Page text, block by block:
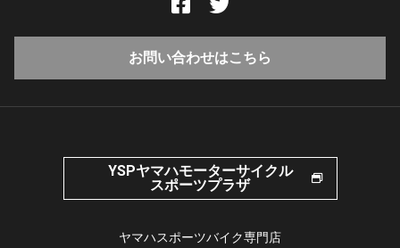
お問い合わせはこちら
YSPヤマハモーターサイクル
スポーツプラザ
ヤマハスポーツバイク専門店